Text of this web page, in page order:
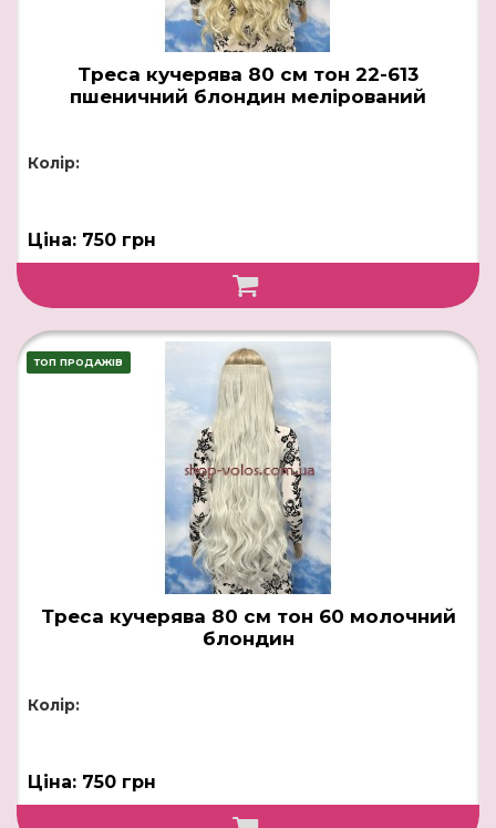
Треса кучерява 80 см тон 22-613
пшеничний блондин мелірований
Колір:
Ціна: 750 грн
ТОП ПРОДАЖІВ
Треса кучерява 80 см тон 60 молочний
блондин
Колір:
Ціна: 750 грн